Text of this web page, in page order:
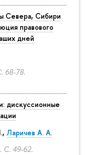
Севера, Сибири
правового
дней
68-78.
дискуссионные
Ларичев А. А.
С. 49-62.